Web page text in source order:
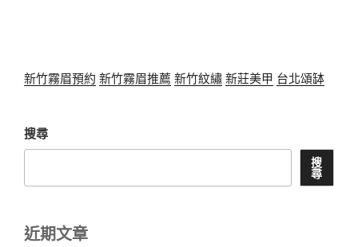
新竹霧眉預約 新竹霧眉推薦 新竹紋繡新莊美甲 台北頌缽
搜尋
搜
尋
近期文章